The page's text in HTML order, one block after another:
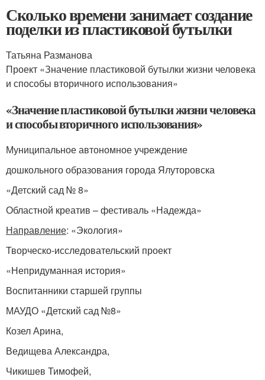
Сколько времени занимает создание
поделки из пластиковой бутылки
Татьяна Разманова
Проект «Значение пластиковой бутылки жизни человека
и способы вторичного использования»
«Значение пластиковой бутылки жизни человека
и способы вторичного использования»
Муниципальное автономное учреждение
дошкольного образования города Ялуторовска
«Детский сад № 8»
Областной креатив – фестиваль «Надежда»
Направление: «Экология»
Творческо-исследовательский проект
«Непридуманная история»
Воспитанники старшей группы
МАУДО «Детский сад №8»
Козел Арина,
Ведищева Александра,
Чикишев Тимофей,